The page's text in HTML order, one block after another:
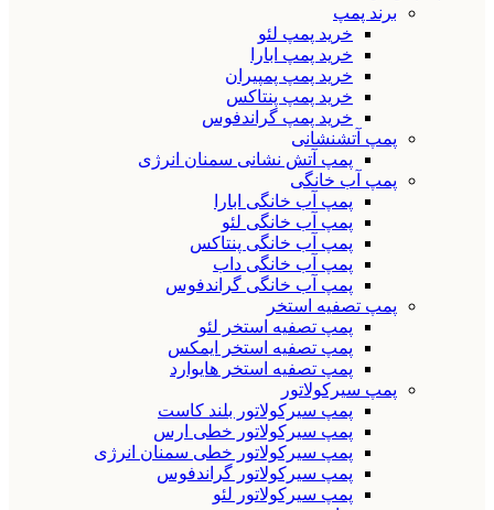
برند پمپ
خرید پمپ لئو
خرید پمپ ابارا
خرید پمپ پمپیران
خرید پمپ پنتاکس
خرید پمپ گراندفوس
پمپ آتشنشانی
پمپ آتش نشانی سمنان انرژی
پمپ آب خانگی
پمپ آب خانگی ابارا
پمپ آب خانگی لئو
پمپ آب خانگی پنتاکس
پمپ آب خانگی داب
پمپ آب خانگی گراندفوس
پمپ تصفیه استخر
پمپ تصفیه استخر لئو
پمپ تصفیه استخر ایمکس
پمپ تصفیه استخر هایوارد
پمپ سیرکولاتور
پمپ سیرکولاتور بلند کاست
پمپ سیرکولاتور خطی ارس
پمپ سیرکولاتور خطی سمنان انرژی
پمپ سیرکولاتور گراندفوس
پمپ سیرکولاتور لئو